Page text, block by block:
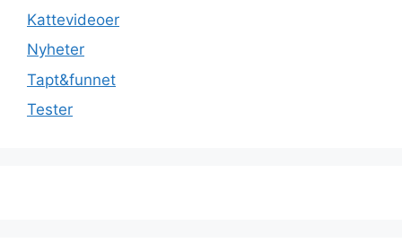
Kattevideoer
Nyheter
Tapt&funnet
Tester